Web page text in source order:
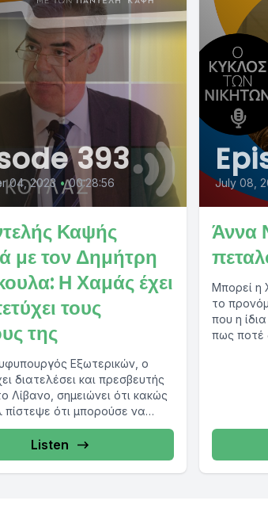
393
04, 2023 • 00:28:56
Καψής
με τον Δημήτρη
Η Χαμάς έχει
τους
της
Εξωτερικών, ο
διατελέσει και πρεσβευτής
Λίβανο, σημειώνει ότι κακώς
πίστεψε ότι μπορούσε να
Listen
July 08,
Άννα
Μπορεί η
το
που η
πως ποτέ